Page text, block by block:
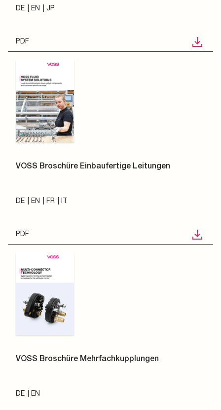
DE EN JP
PDF
VOSS Broschüre Einbaufertige Leitungen
DE EN FR IT
PDF
VOSS Broschüre Mehrfachkupplungen
DE EN